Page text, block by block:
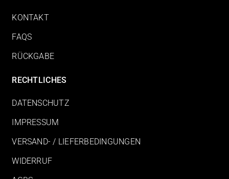
KONTAKT
FAQS
RÜCKGABE
RECHTLICHES
DATENSCHUTZ
IMPRESSUM
VERSAND- / LIEFERBEDINGUNGEN
WIDERRUF